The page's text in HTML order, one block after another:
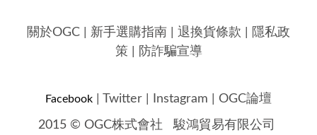
關於OGC 新手選購指南 退換貨條款
隱私政
策
防詐騙宣導
Facebook Twitter Instagram OGC論壇
2015 © OGC株式會社駿鴻貿易有限公司